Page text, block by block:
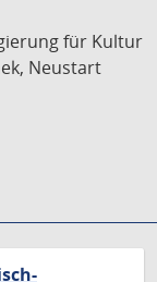
für Kultur
Neustart